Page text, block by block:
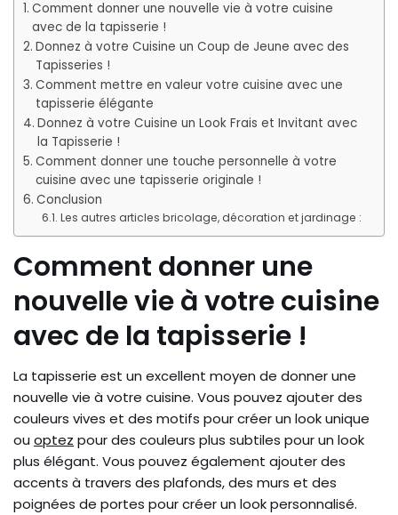
Comment donner une nouvelle vie à votre cuisine
avec de la tapisserie !
Donnez à votre Cuisine un Coup de Jeune avec des
Tapisseries !
Comment mettre en valeur votre cuisine avec une
tapisserie élégante
Donnez à votre Cuisine un Look Frais et Invitant avec
la Tapisserie !
Comment donner une touche personnelle à votre
cuisine avec une tapisserie originale !
Conclusion
Les autres articles bricolage, décoration et jardinage :
Comment donner une
nouvelle vie à votre cuisine
avec de la tapisserie !
La tapisserie est un excellent moyen de donner une
nouvelle vie à votre cuisine. Vous pouvez ajouter des
couleurs vives et des motifs pour créer un look unique
ou optez pour des couleurs plus subtiles pour un look
plus élégant. Vous pouvez également ajouter des
accents à travers des plafonds, des murs et des
poignées de portes pour créer un look personnalisé.